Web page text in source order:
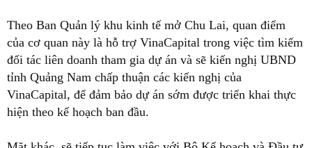
Theo Ban Quản lý khu kinh tế mở Chu Lai, quan điểm
của cơ quan này là hỗ trợ VinaCapital trong việc tìm kiếm
đối tác liên doanh tham gia dự án và sẽ kiến nghị UBND
tỉnh Quảng Nam chấp thuận các kiến nghị của
VinaCapital, để đảm bảo dự án sớm được triển khai thực
hiện theo kế hoạch ban đầu.